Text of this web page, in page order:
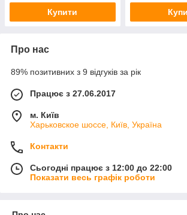
Купити
Про нас
89% позитивних з 9 відгуків за рік
Працює з 27.06.2017
м. Київ
Харьковское шоссе, Київ, Україна
Контакти
Сьогодні працює з 12:00 до 22:00
Показати весь графік роботи